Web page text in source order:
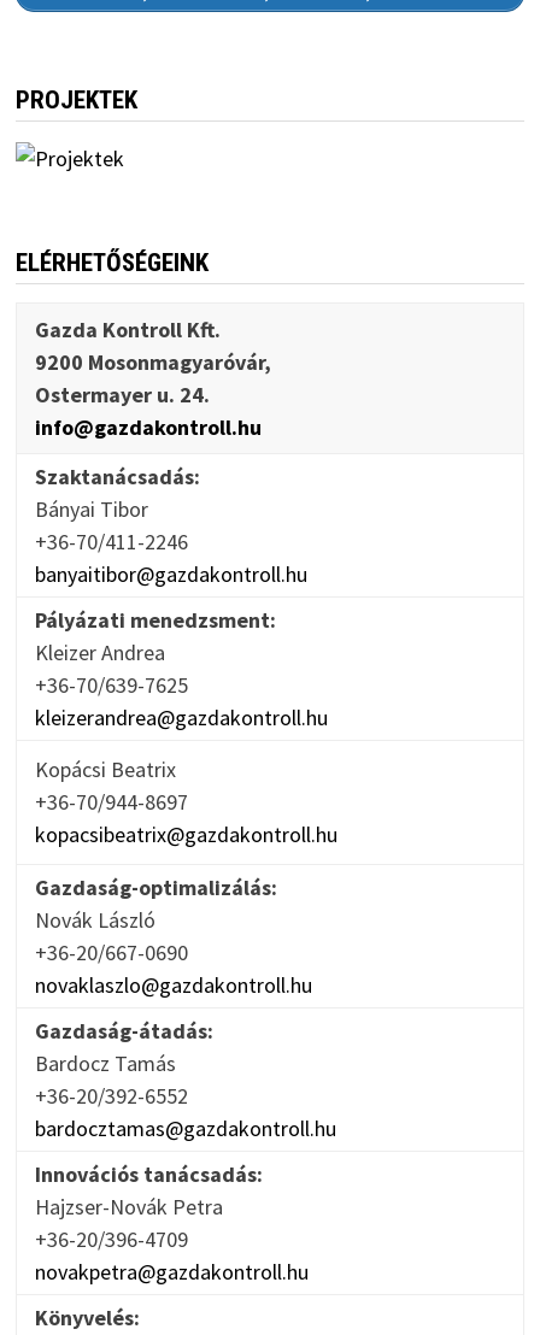
PROJEKTEK
ELÉRHETŐSÉGEINK
Gazda Kontroll Kft.
9200 Mosonmagyaróvár,
Ostermayer u. 24.
info@gazdakontroll.hu
Szaktanácsadás:
Bányai Tibor
+36-70/411-2246
banyaitibor@gazdakontroll.hu
Pályázati menedzsment:
Kleizer Andrea
+36-70/639-7625
kleizerandrea@gazdakontroll.hu
Kopácsi Beatrix
+36-70/944-8697
kopacsibeatrix@gazdakontroll.hu
Gazdaság-optimalizálás:
Novák László
+36-20/667-0690
novaklaszlo@gazdakontroll.hu
Gazdaság-átadás:
Bardocz Tamás
+36-20/392-6552
bardocztamas@gazdakontroll.hu
Innovációs tanácsadás:
Hajzser-Novák Petra
+36-20/396-4709
novakpetra@gazdakontroll.hu
Könyvelés: